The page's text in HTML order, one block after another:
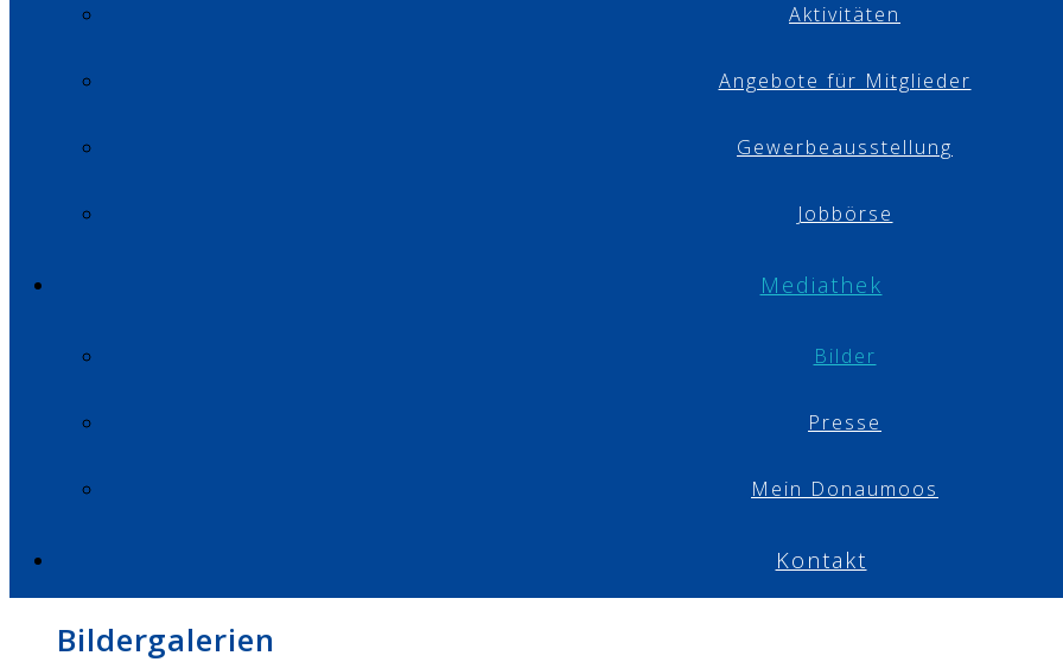
Aktivitäten
Angebote für Mitglieder
Gewerbeausstellung
Jobbörse
Mediathek
Bilder
Presse
Mein Donaumoos
Kontakt
Bildergalerien